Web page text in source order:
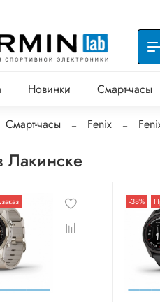
Новинки Смарт-часы
Смарт-часы Fenix
Лакинске
-38%